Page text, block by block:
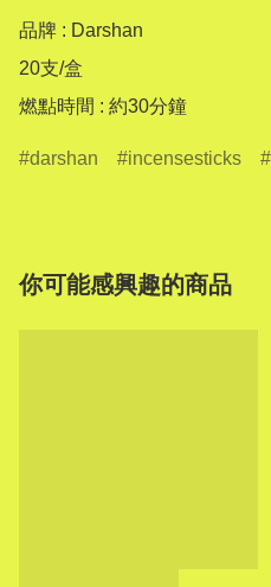
品牌 : Darshan
20支/盒
燃點時間 : 約30分鐘
darshan incensesticks
你可能感興趣的商品